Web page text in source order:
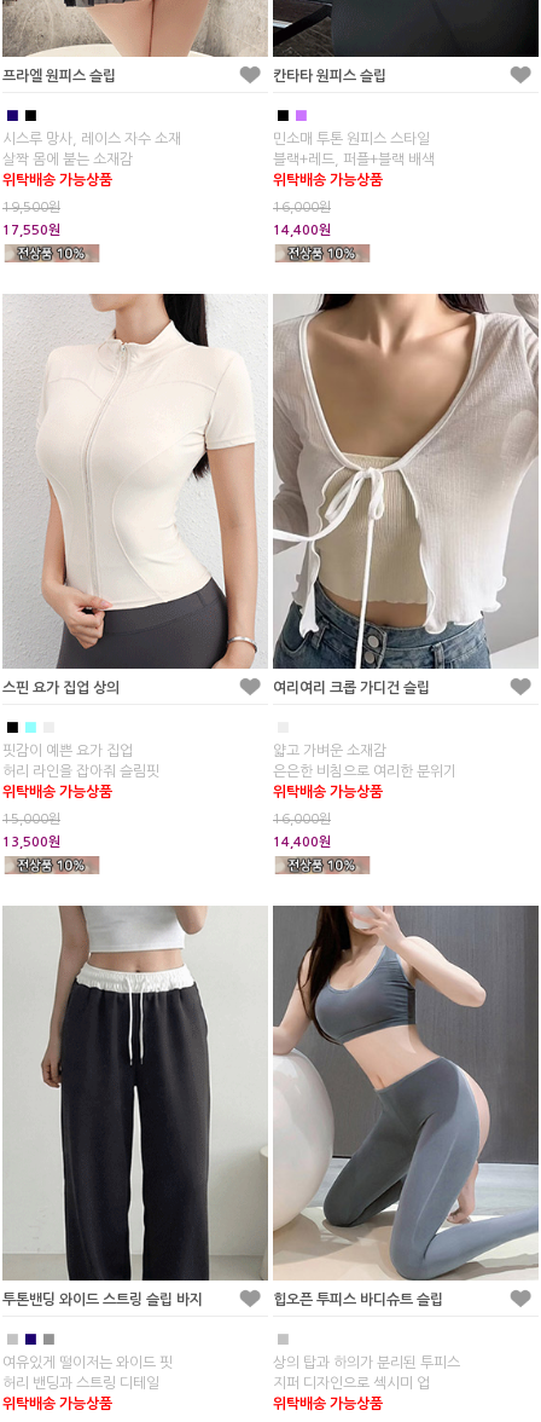
프라엘 원피스 슬립
■ ■
시스루 망사, 레이스 자수 소재
살짝 몸에 붙는 소재감
위탁배송 가능상품
19,500원
17,550원
칸타타 원피스 슬립
■
민소매 투톤 원피스 스타일
블랙+레드, 퍼플+블랙 배색
위탁배송 가능상품
16,000원
14,400원
스핀 요가 집업 상의
■ ■
핏감이 예쁜 요가 집업
허리 라인을 잡아줘 슬림핏
위탁배송 가능상품
15,000원
13,500원
여리여리 크롭 가디건 슬립
얇고 가벼운 소재감
은은한 비침으로 여리한 분위기
위탁배송 가능상품
16,000원
14,400원
투톤밴딩 와이드 스트링 슬립 바지
■ ■ ■
여유있게 떨이저는 와이드 핏
허리 밴딩과 스트링 디테일
위탁배송 가능상품
힙오픈 투피스 바디슈트 슬립
■
상의 탑과 하의가 분리된 투피스
지퍼 디자인으로 섹시미 업
위탁배송 가능상품